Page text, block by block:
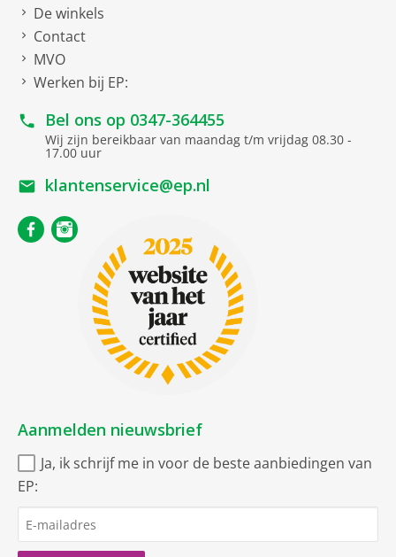
De winkels
Contact
MVO
Werken bij EP:
Bel ons op 0347-364455
Wij zijn bereikbaar van maandag t/m vrijdag 08.30 -
17.00 uur
klantenservice@ep.nl
Aanmelden nieuwsbrief
Ja, ik schrijf me in voor de beste aanbiedingen van
EP: